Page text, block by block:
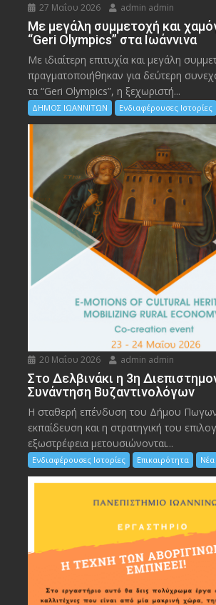
27 Μαΐου 2026 admin admin
Με μεγάλη συμμετοχή και
“Geri Olympics” στα Ιωάννινα
Με ιδιαίτερη επιτυχία και μεγάλη
πραγματοποιήθηκαν για δεύτερη
τα “Geri Olympics”, η ξεχωριστή...
ΔΗΜΟΣ ΙΩΑΝΝΙΤΩΝ Ενδιαφέρουσες Ιστορίες
20 Μαΐου 2026 admin admin
Στο Δελβινάκι η 3η
Συνάντηση Βυζαντινολόγων
Η σταθερή επένδυση του Δήμου
εκπαίδευση και η στρατηγική του
εξωστρέφεια μετουσιώνονται...
Ενδιαφέρουσες Ιστορίες Επικαιρότητα